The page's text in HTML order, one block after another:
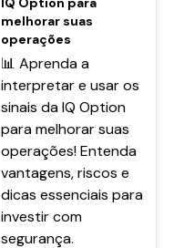
melhorar suas
operações
📊 Aprenda a
interpretar e usar os
sinais da IQ Option
para melhorar suas
operações! Entenda
vantagens, riscos e
dicas essenciais para
investir com
segurança.